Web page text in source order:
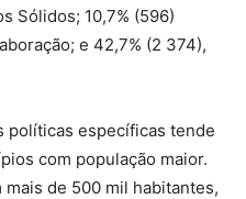
Sólidos; 10,7% (596)
e 42,7% (2 374),
políticas específicas tende
com população maior.
de 500 mil habitantes,